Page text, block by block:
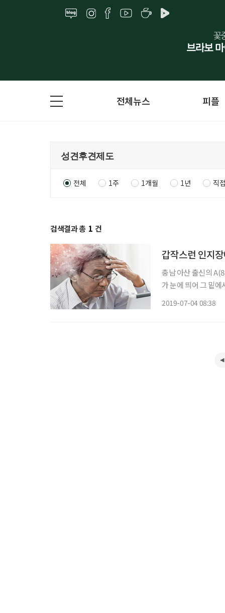
전체뉴스 피플
전체 1주 1개월 1년 직
검색결과 총 1 건
갑작스런 인지
충남 아산 출신의
가 눈에 띄어 그 밑
2019-07-04 08:38